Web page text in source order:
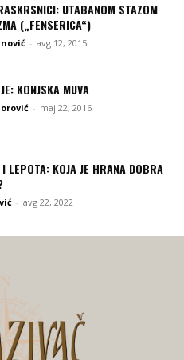
UTABANOM STAZOM
(„FENSERICA“)
- avg 12, 2015
KONJSKA MUVA
- maj 22, 2016
I LEPOTA: KOJA JE HRANA DOBRA
- avg 22, 2022